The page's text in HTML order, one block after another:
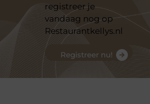
registreer je
vandaag nog op
Restaurantkellys.nl
Registreer nu!